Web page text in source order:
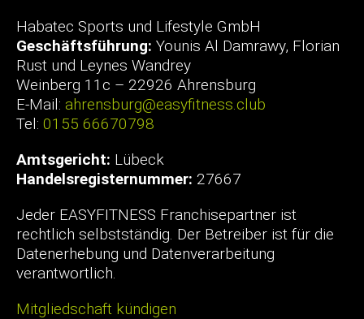
Habatec Sports und Lifestyle GmbH
Geschäftsführung: Younis Al Damrawy, Florian
Rust und Leynes Wandrey
Weinberg 11c – 22926 Ahrensburg
E-Mail: ahrensburg@easyfitness.club
Tel: 0155 66670798
Amtsgericht: Lübeck
Handelsregisternummer: 27667
Jeder EASYFITNESS Franchisepartner ist
rechtlich selbstständig. Der Betreiber ist für die
Datenerhebung und Datenverarbeitung
verantwortlich.
Mitgliedschaft kündigen